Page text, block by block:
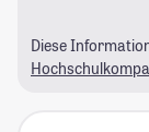
Diese